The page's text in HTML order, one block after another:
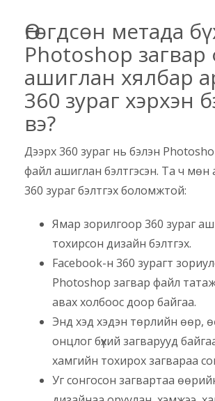
Өгөгдсөн метада
Photoshop
ашиглан хялбар
360 зураг хэрхэн
вэ?
Дээрх 360 зураг нь бэлэн
файл ашиглан бэлтгэсэн. Та ч мөн
360 зураг бэлтгэх боломжтой:
Ямар зорилгоор 360 зураг
тохирсон дизайн бэлтгэх.
Facebook-н 360 зурагт
Photoshop загвар файл
авах холбоос доор байгаа.
Энд хэд хэдэн төрлийн өөр,
онцлог бүхий загварууд
хамгийн тохирох загвараа
Уг сонгосон загвартаа